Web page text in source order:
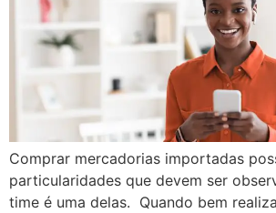
Comprar mercadorias importadas
particularidades que devem ser
time é uma delas. Quando bem